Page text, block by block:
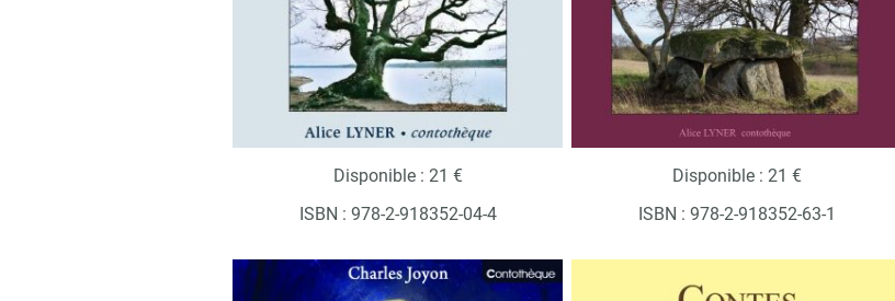
Disponible : 21 €
ISBN : 978-2-918352-04-4
Disponible : 21 €
ISBN : 978-2-918352-63-1